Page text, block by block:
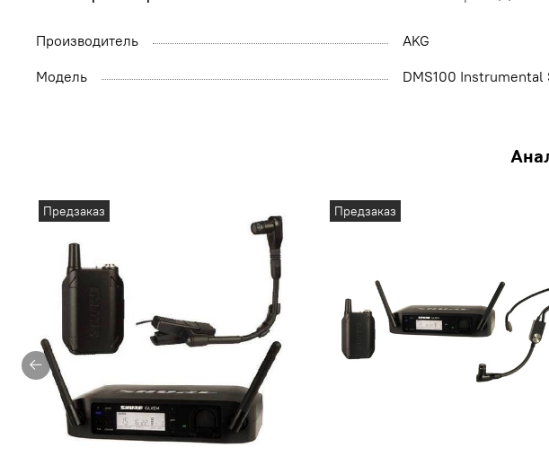
Производитель AKG
Модель
DMS100 Instrumental
Предзаказ Предзаказ